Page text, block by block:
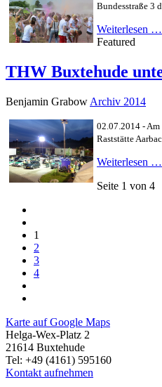
Bundesstraße 3
Weiterlesen …
Featured
THW Buxtehude
Benjamin Grabow Archiv 2014
02.07.2014 -
Raststätte
Weiterlesen …
Seite 1 von 4
1
2
3
4
Karte auf Google Maps
Helga-Wex-Platz 2
21614 Buxtehude
Tel: +49 (4161) 595160
Kontakt aufnehmen